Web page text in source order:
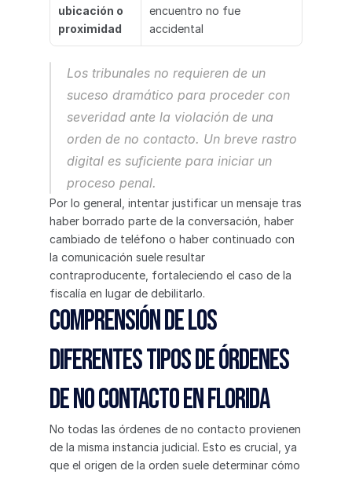
ubicación o
proximidad
encuentro no fue
accidental
Los tribunales no requieren de un
suceso dramático para proceder con
severidad ante la violación de una
orden de no contacto. Un breve rastro
digital es suficiente para iniciar un
proceso penal.
Por lo general, intentar justificar un mensaje tras
haber borrado parte de la conversación, haber
cambiado de teléfono o haber continuado con
la comunicación suele resultar
contraproducente, fortaleciendo el caso de la
fiscalía en lugar de debilitarlo.
Comprensión de los
diferentes tipos de órdenes
de no contacto en Florida
No todas las órdenes de no contacto provienen
de la misma instancia judicial. Esto es crucial, ya
que el origen de la orden suele determinar cómo